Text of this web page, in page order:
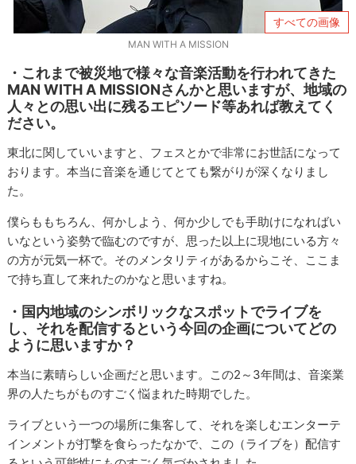
すべての画像
MAN WITH A MISSION
・これまで被災地で様々な音楽活動を行われてきた
MAN WITH A MISSIONさんかと思いますが、地域の
人々との思い出に残るエピソード等あれば教えてく
ださい。
東北に関していいますと、フェスとかで非常にお世話になって
おります。本当に音楽を通じてとても繋がりが深くなりまし
た。
僕らももちろん、何かしよう、何か少しでも手助けになればい
いなという姿勢で臨むのですが、思った以上に現地にいる方々
の方が元気一杯で。そのメンタリティがあるからこそ、ここま
で持ち直して来れたのかなと思いますね。
・国内地域のシンボリックなスポットでライブを
し、それを配信するという今回の企画についてどの
ように思いますか？
本当に素晴らしい企画だと思います。この2～3年間は、音楽業
界の人たちがものすごく悩まれた時期でした。
ライブという一つの場所に集客して、それを楽しむエンターテ
インメントが打撃を食らったなかで、この（ライブを）配信す